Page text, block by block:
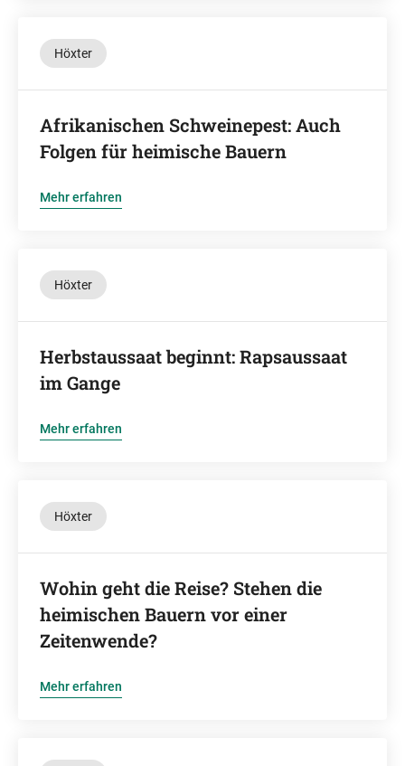
Höxter
Afrikanischen Schweinepest: Auch
Folgen für heimische Bauern
Mehr erfahren
Höxter
Herbstaussaat beginnt: Rapsaussaat
im Gange
Mehr erfahren
Höxter
Wohin geht die Reise? Stehen die
heimischen Bauern vor einer
Zeitenwende?
Mehr erfahren